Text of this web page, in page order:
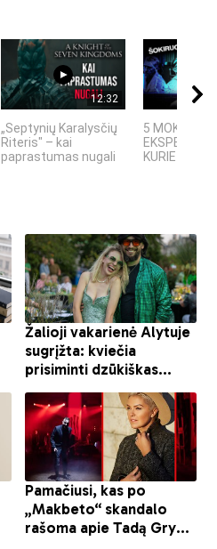
12:32
„Septynių Karalysčių
Riteris" – kai
paprastumas nugali
5 MOKSLINIAI
KURIE